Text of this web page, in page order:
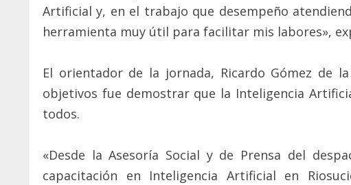
Artificial y, en el trabajo que desempeño
herramienta muy útil para facilitar mis labores»,
El orientador de la jornada, Ricardo Gómez de
objetivos fue demostrar que la Inteligencia
todos.
«Desde la Asesoría Social y de Prensa del
capacitación en Inteligencia Artificial en